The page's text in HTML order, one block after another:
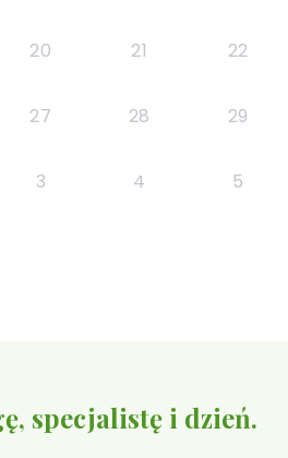
20 21 22
27 28 29
3 4 5
specjalistę i dzień.